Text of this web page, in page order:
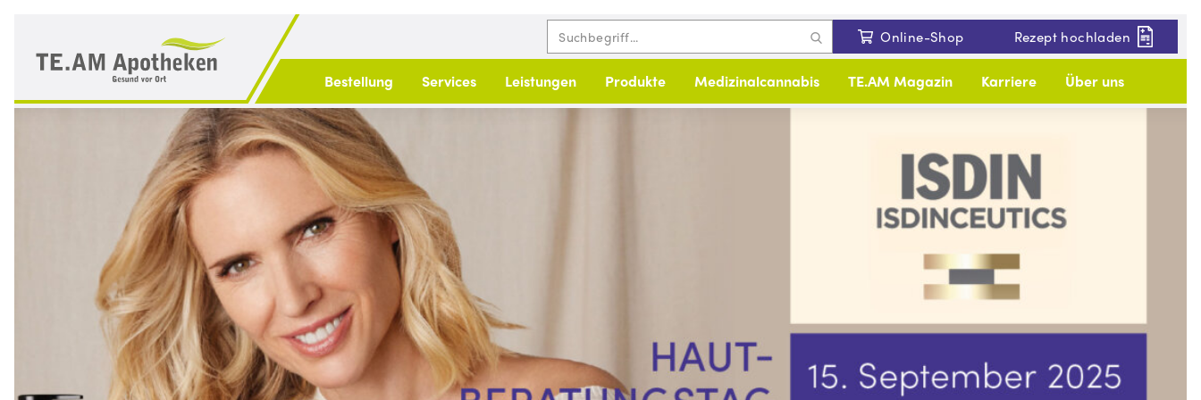
Online-Shop Rezept hochladen
Bestellung Services Leistungen Produkte Medizinalcannabis TE.AM Magazin Karriere Über uns